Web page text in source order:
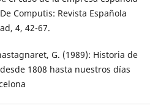
Computis: Revista Española
4, 42-67.
G. (1989): Historia de
1808 hasta nuestros días